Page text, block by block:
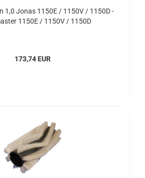
1,0 Jonas 1150E / 1150V / 1150D -
1150E / 1150V / 1150D
173,74 EUR